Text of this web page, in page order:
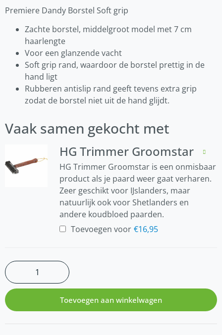
Premiere Dandy Borstel Soft grip
Zachte borstel, middelgroot model met 7 cm
haarlengte
Voor een glanzende vacht
Soft grip rand, waardoor de borstel prettig in de
hand ligt
Rubberen antislip rand geeft tevens extra grip
zodat de borstel niet uit de hand glijdt.
Vaak samen gekocht met
HG Trimmer Groomstar
HG Trimmer Groomstar is een onmisbaar
product als je paard weer gaat verharen.
Zeer geschikt voor IJslanders, maar
natuurlijk ook voor Shetlanders en
andere koudbloed paarden.
Toevoegen voor €16,95
Toevoegen aan winkelwagen